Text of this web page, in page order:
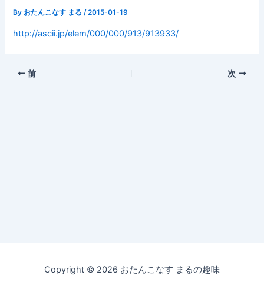
By おたんこなす まる/2015-01-19
http://ascii.jp/elem/000/000/913/913933/
前 次
Copyright © 2026 おたんこなす まるの趣味